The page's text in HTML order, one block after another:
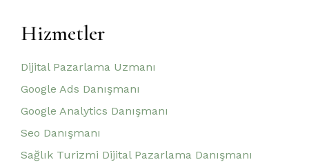
Hizmetler
Dijital Pazarlama Uzmanı
Google Ads Danışmanı
Google Analytics Danışmanı
Seo Danışmanı
Sağlık Turizmi Dijital Pazarlama Danışmanı